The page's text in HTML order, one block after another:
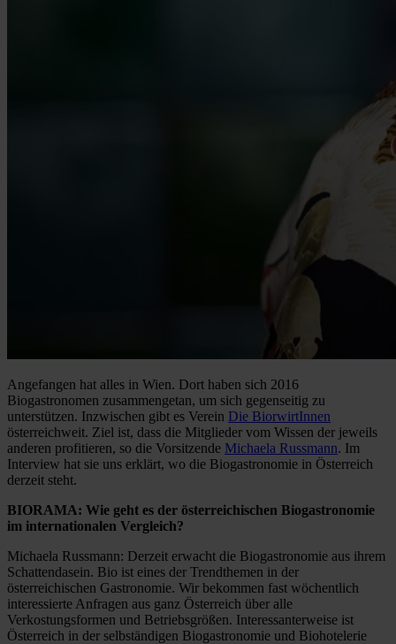
Angefangen hat alles in Wien. Dort haben sich 2016
Biogastronomen zusammengetan, um sich gegenseitig zu
unterstützen. Inzwischen gibt es Verein Die BiorwirtInnen
österreichweit. Ziel ist, dass die Mitglieder vom Wissen der jeweils
anderen profitieren, so die Vorsitzende Michaela Russmann. Im
Interview hat sie uns erklärt, wo die Biogastronomie in Österreich
derzeit steht.
BIORAMA: Wie geht es der österreichischen Biogastronomie
im internationalen Vergleich?
Michaela Russmann: Derzeit erwacht die Biogastronomie aus ihrem
Schattendasein. Bio ist eines der Trendthemen in der
österreichischen Gastronomie. Wir bekommen fast wöchentlich
interessierte Anfragen aus ganz Österreich über alle
Verkostungsformen und Betriebsgrößen. Interessanterweise ist
Österreich in der selbständigen Biogastronomie und Biohotelerie